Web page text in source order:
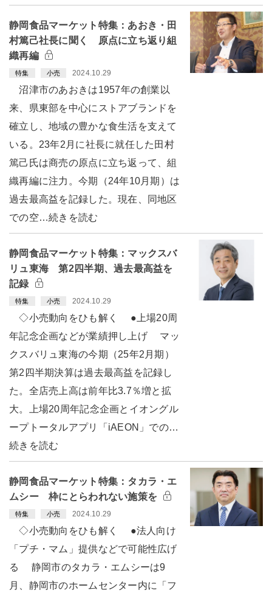
静岡食品マーケット特集：あおき・田
村篤己社長に聞く 原点に立ち返り組
織再編
特集 小売 2024.10.29
沼津市のあおきは1957年の創業以
来、県東部を中心にストアブランドを
確立し、地域の豊かな食生活を支えて
いる。23年2月に社長に就任した田村
篤己氏は商売の原点に立ち返って、組
織再編に注力。今期（24年10月期）は
過去最高益を記録した。現在、同地区
での空…続きを読む
静岡食品マーケット特集：マックスバ
リュ東海 第2四半期、過去最高益を
記録
特集 小売 2024.10.29
◇小売動向をひも解く ●上場20周
年記念企画などが業績押し上げ マッ
クスバリュ東海の今期（25年2月期）
第2四半期決算は過去最高益を記録し
た。全店売上高は前年比3.7％増と拡
大。上場20周年記念企画とイオングル
ープトータルアプリ「iAEON」での…
続きを読む
静岡食品マーケット特集：タカラ・エ
ムシー 枠にとらわれない施策を
特集 小売 2024.10.29
◇小売動向をひも解く ●法人向け
「プチ・マム」提供などで可能性広げ
る 静岡市のタカラ・エムシーは9
月、静岡市のホームセンター内に「フ